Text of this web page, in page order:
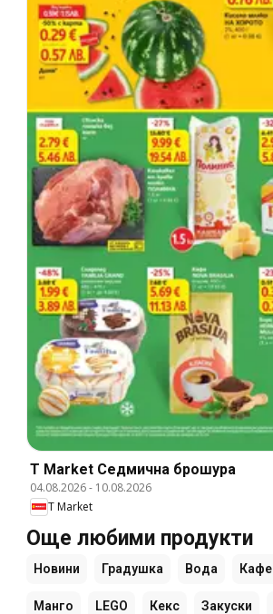
T Market Cедмична брошура
04.08.2026- 10.08.2026
T Market
Още любими продукти
Новини Градушка Вода Кафе
Манго LEGO Кекс Закуски